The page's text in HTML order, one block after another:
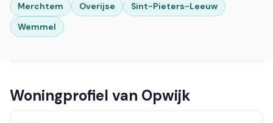
Merchtem
Overijse
Sint-Pieters-Leeuw
Wemmel
Woningprofiel van Opwijk